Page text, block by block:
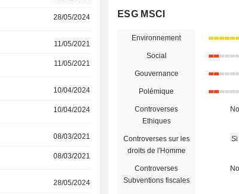
28/05/2024
11/05/2021
11/05/2021
10/04/2024
10/04/2024
08/03/2021
08/03/2021
28/05/2024
ESG MSCI
Environnement
Social
Gouvernance
Polémique
Controverses
Ethiques
No
Controverses sur les
droits de l'Homme
Si
Controverses
Subventions fiscales
No